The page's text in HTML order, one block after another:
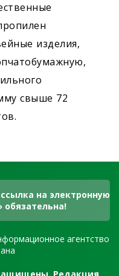
изделия,
свыше 72
на электронную
обязательна!
агентство